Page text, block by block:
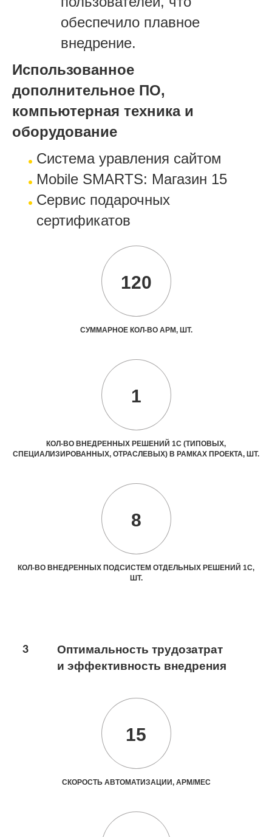
обеспечило плавное
внедрение.
Использованное
дополнительное ПО,
компьютерная техника и
оборудование
Система уравления сайтом
Mobile SMARTS: Магазин 15
Cервис подарочных
сертификатов
120
СУММАРНОЕ КОЛ-ВО АРМ, ШТ.
1
КОЛ-ВО ВНЕДРЕННЫХ РЕШЕНИЙ 1С (ТИПОВЫХ,
СПЕЦИАЛИЗИРОВАННЫХ, ОТРАСЛЕВЫХ) В РАМКАХ ПРОЕКТА, ШТ.
8
КОЛ-ВО ВНЕДРЕННЫХ ПОДСИСТЕМ ОТДЕЛЬНЫХ РЕШЕНИЙ 1С,
ШТ.
3
Оптимальность трудозатрат
и эффективность внедрения
15
СКОРОСТЬ АВТОМАТИЗАЦИИ, АРМ/МЕС